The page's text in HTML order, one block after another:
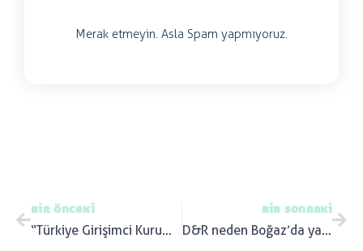
Merak etmeyin. Asla Spam yapmıyoruz.
bir önceki
“Türkiye Girişimci Kurumlar Platformu” kuruldu – Bloomberg HT Video / 05.09.2018
bir sonraki
D&R neden Boğaz’da yalı parası etti ve bankalarımız aynı duruma düşmemek için ne yapmalı?